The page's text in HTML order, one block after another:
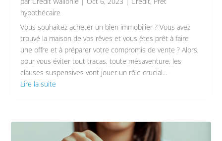
hypothécaire
Vous souhaitez acheter un bien immobilier ? Vous avez
trouvé la maison de vos rêves et vous êtes prêt à faire
une offre et à préparer votre compromis de vente ? Alors,
pour vous éviter tout tracas, toute mésaventure, les
clauses suspensives vont jouer un rôle crucial...
Lire la suite